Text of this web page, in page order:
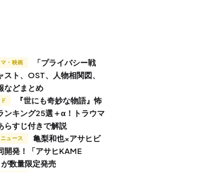
・映画
スト、OST、人物相関図、
などまとめ
ンキング25選＋α！トラウマ
らすじ付きで解説
ュース
開発！「アサヒKAME
が数量限定発売